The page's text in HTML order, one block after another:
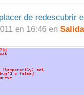
de redescubrir
en 16:46 en